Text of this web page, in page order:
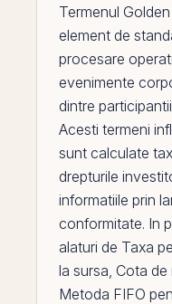
Termenul
element de
procesare
evenimente
dintre
Acesti termeni
sunt calculate
drepturile
informatiile prin
conformitate. In
alaturi de Taxa
la sursa, Cota de
Metoda FIFO